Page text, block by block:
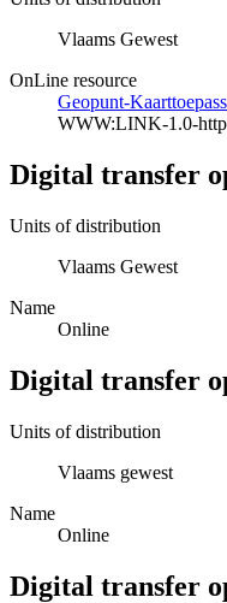
Vlaams Gewest
OnLine resource
Geopunt-
WWW:LINK-1.0-
Digital transfer
Units of distribution
Vlaams Gewest
Name
Online
Digital transfer
Units of distribution
Vlaams gewest
Name
Online
Digital transfer